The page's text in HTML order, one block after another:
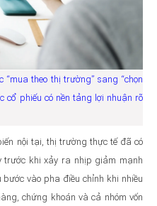
theo thị trường” sang “chọn
cổ phiếu có nền tảng lợi nhuận rõ
nội tại, thị trường thực tế đã có
trước khi xảy ra nhịp giảm mạnh
vào pha điều chỉnh khi nhiều
chứng khoán và cả nhóm vốn